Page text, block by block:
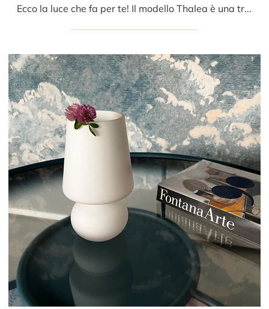
Ecco la luce che fa per te! Il modello Thalea è una tra le nostre lampade a sospensione di Fontana Arte.